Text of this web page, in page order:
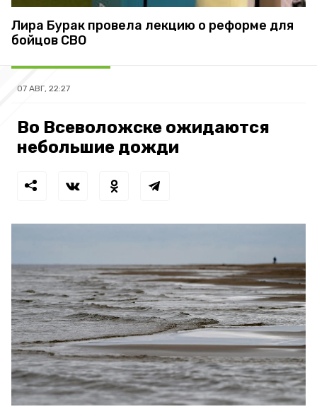
Лира Бурак провела лекцию о реформе для
бойцов СВО
07 АВГ, 22:27
Во Всеволожске ожидаются
небольшие дожди